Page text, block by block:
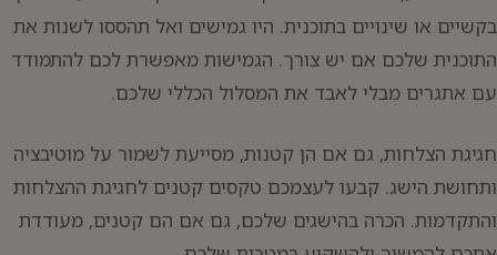
בקשיים או שינויים בתוכנית. היו גמישים ואל תהססו לשנות את
התוכנית שלכם אם יש צורך. הגמישות מאפשרת לכם להתמודד
עם אתגרים מבלי לאבד את המסלול הכללי שלכם.
חגיגת הצלחות, גם אם הן קטנות, מסייעת לשמור על מוטיבציה
ותחושת הישג. קבעו לעצמכם טקסים קטנים לחגיגת ההצלחות
והתקדמות. הכרה בהישגים שלכם, גם אם הם קטנים, מעודדת